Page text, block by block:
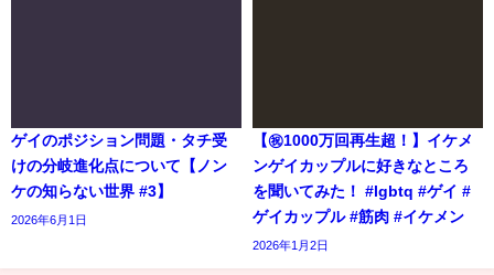
ゲイのポジション問題・タチ受
けの分岐進化点について【ノン
ケの知らない世界 #3】
2026年6月1日
【㊗️1000万回再生超！】イケメ
ンゲイカップルに好きなところ
を聞いてみた！ #lgbtq #ゲイ #
ゲイカップル #筋肉 #イケメン
2026年1月2日